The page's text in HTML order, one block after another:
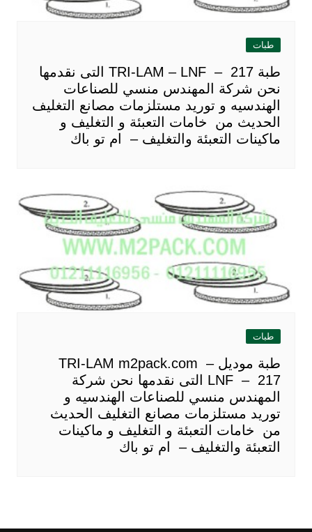
طبات
طبة TRI-LAM – LNF – 217 التى نقدمها
نحن شركة المهندس منسي للصناعات
الهندسيه و توريد مستلزمات مصانع التغليف
الحديث من خامات التعبئة و التغليف و
ماكينات التعبئة والتغليف – ام تو باك
طبات
طبة موديل TRI-LAM m2pack.com –
LNF – 217 التى نقدمها نحن شركة
المهندس منسي للصناعات الهندسيه و
توريد مستلزمات مصانع التغليف الحديث
من خامات التعبئة و التغليف و ماكينات
التعبئة والتغليف – ام تو باك